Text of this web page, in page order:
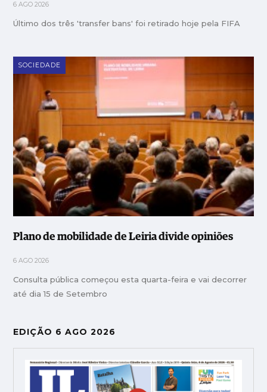
6 AGO 2026
Último dos três 'transfer bans' foi retirado hoje pela FIFA
SOCIEDADE
Plano de mobilidade de Leiria divide opiniões
6 AGO 2026
Consulta pública começou esta quarta-feira e vai decorrer
até dia 15 de Setembro
EDIÇÃO 6 AGO 2026